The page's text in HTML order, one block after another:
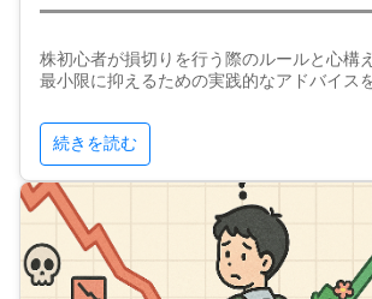
株初心者が損切りを行う際のルールと心構
最小限に抑えるための実践的なアドバイス
続きを読む